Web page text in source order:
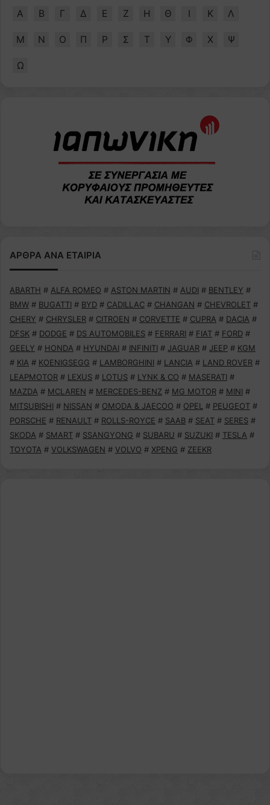
Α Β Γ Δ Ε Ζ Η Θ Ι Κ Λ
Μ Ν Ο Π Ρ Σ Τ Υ Φ Χ Ψ
Ω
ΑΡΘΡΑ ΑΝΑ ΕΤΑΙΡΙΑ
ABARTH # ALFA ROMEO # ASTON MARTIN # AUDI # BENTLEY #
BMW # BUGATTI # BYD # CADILLAC # CHANGAN # CHEVROLET #
CHERY # CHRYSLER # CITROEN # CORVETTE # CUPRA # DACIA #
DFSK # DODGE # DS AUTOMOBILES # FERRARI # FIAT # FORD #
GEELY # HONDA # HYUNDAI # INFINITI # JAGUAR # JEEP # KGM
# KIA # KOENIGSEGG # LAMBORGHINI # LANCIA # LAND ROVER #
LEAPMOTOR # LEXUS # LOTUS # LYNK & CO # MASERATI #
MAZDA # MCLAREN # MERCEDES-BENZ # MG MOTOR # MINI #
MITSUBISHI # NISSAN # OMODA & JAECOO # OPEL # PEUGEOT #
PORSCHE # RENAULT # ROLLS-ROYCE # SAAB # SEAT # SERES #
SKODA # SMART # SSANGYONG # SUBARU # SUZUKI # TESLA #
TOYOTA # VOLKSWAGEN # VOLVO # XPENG # ZEEKR